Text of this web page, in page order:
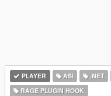
PLAYER ASI .NET
RAGE PLUGIN HOOK